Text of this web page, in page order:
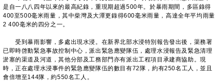
是自一八八四年以來的最高紀錄，重現期超過500年。於暴雨期間，多區錄得
400至500毫米雨量，其中柴灣及大潭更錄得600毫米雨量，高達全年平均雨量
2 400毫米的四分之一。
受到暴雨影響，多處出現水浸。在新界北部水浸特別報告發出後，渠務署
已即時啓動緊急事故控制中心，派出緊急應變隊伍，處理水浸報告及緊急清理
淤塞的渠道及河道，其他分部及工務部門亦有派出工程項目承建商協助。現
時，正在處理水浸事件的緊急應變隊伍的數目有72隊，約有250名工人，並且
會倍增至144隊，約550名工人。